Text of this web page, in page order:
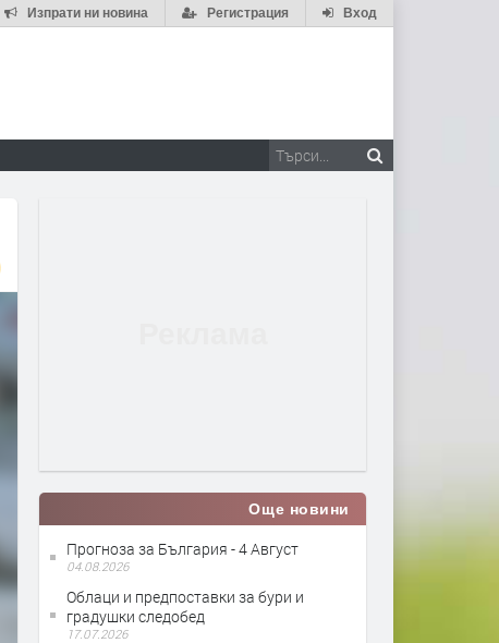
Вход
Регистрация
Изпрати ни новина
Още новини
Прогноза за България - 4 Август
04.08.2026
Облаци и предпоставки за бури и
градушки следобед
17.07.2026